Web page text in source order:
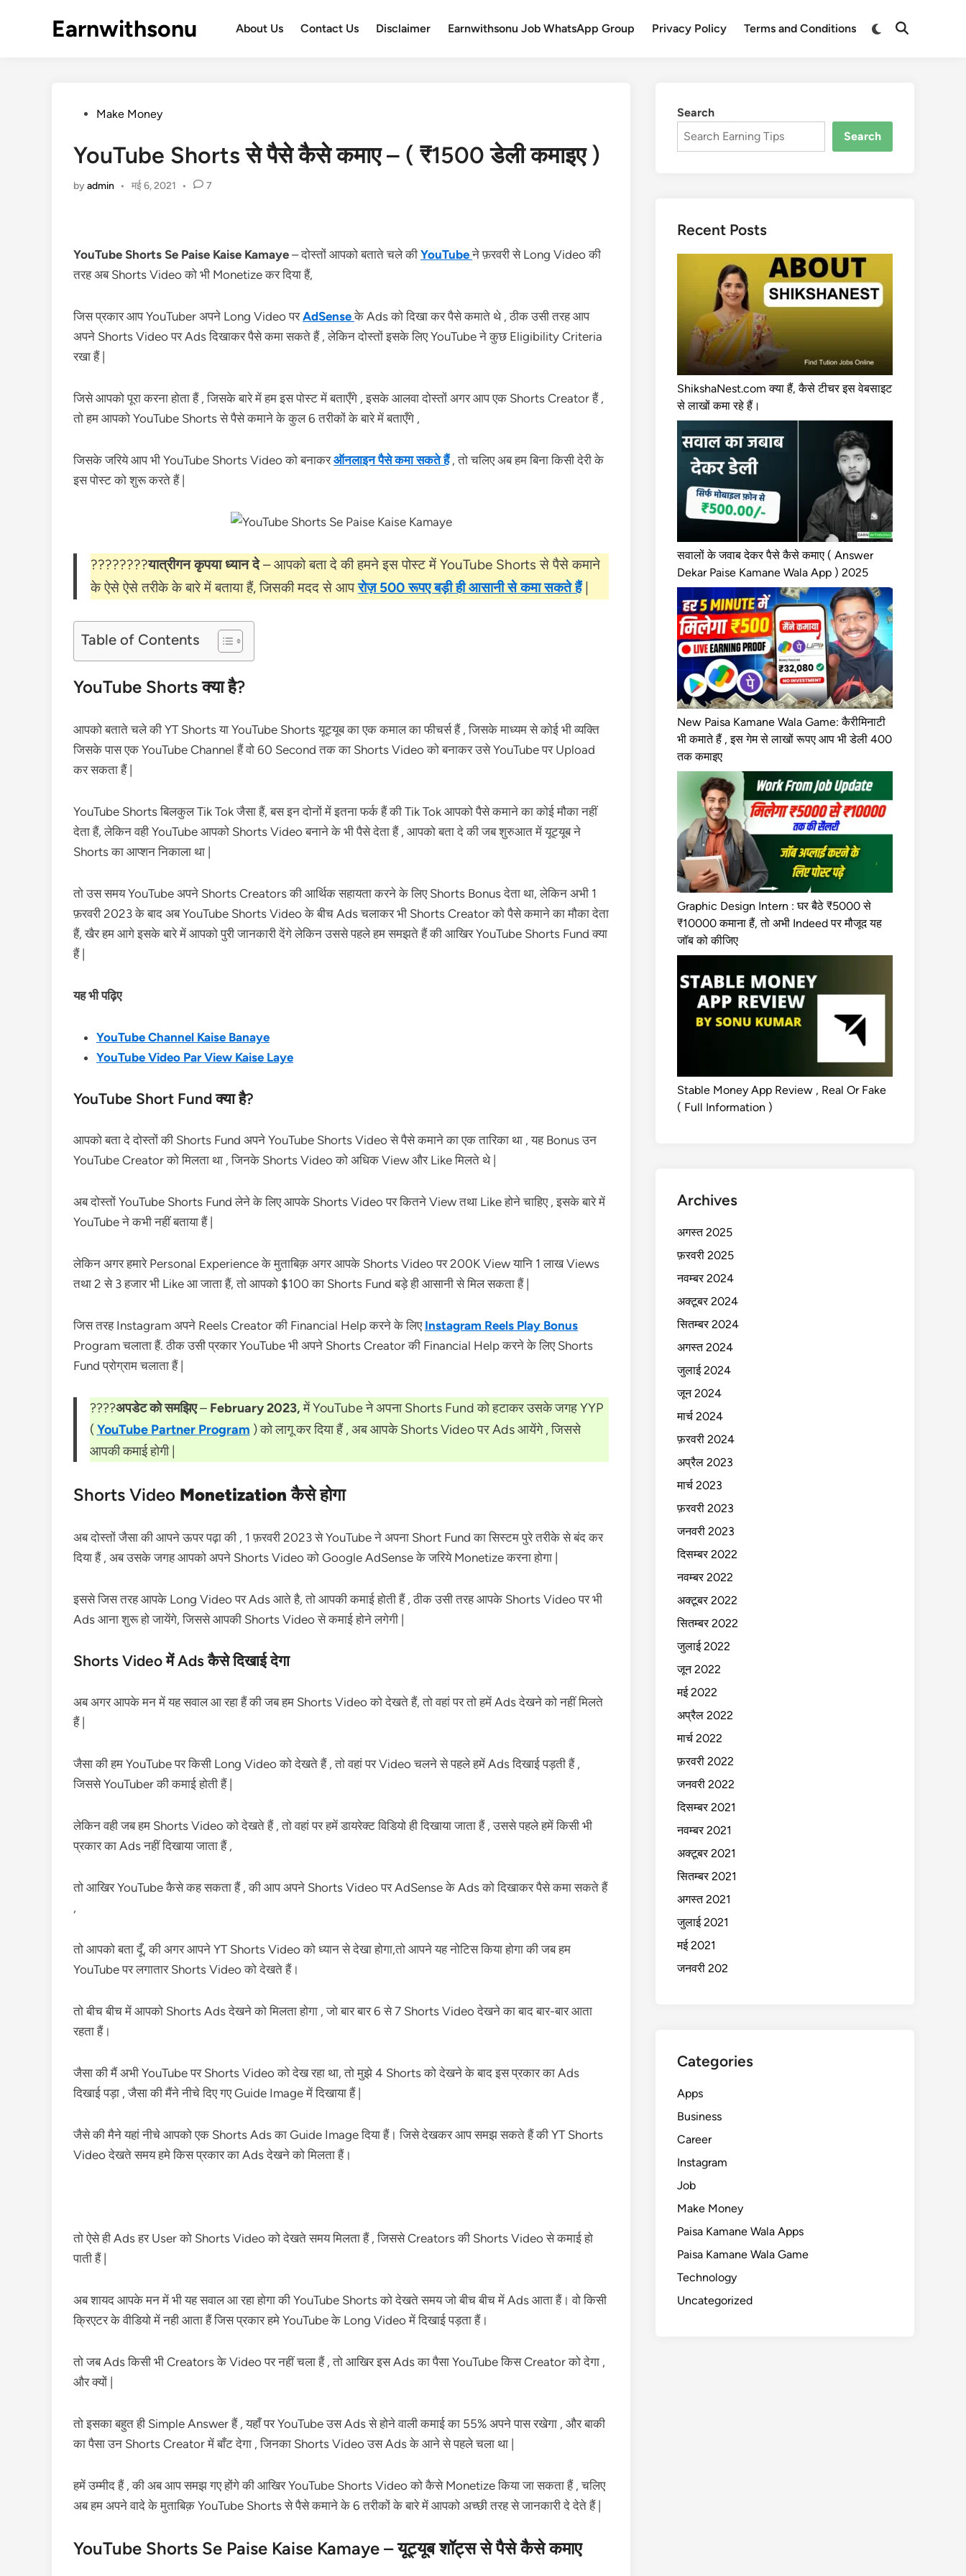
Earnwithsonu About Us Contact Us Disclaimer Earnwithsonu Job WhatsApp Group Privacy Policy Terms and Conditions
Switch
Open
PostedMake Money
YouTube Shorts से पैसे कैसे कमाए – ( ₹1500 डेली कमाइए )
byadmin • मई 6, 2021 • 7
YouTube Shorts Se Paise Kaise Kamaye – दोस्तों आपको बताते चले की YouTubeने फ़रवरी से Long Video की
तरह अब Shorts Video को भी Monetize कर दिया हैं,
जिस प्रकार आप YouTuber अपने Long Video परAdSenseके Ads को दिखा कर पैसे कमाते थे , ठीक उसी तरह आप
अपने Shorts Video पर Ads दिखाकर पैसे कमा सकते हैं , लेकिन दोस्तों इसके लिए YouTube ने कुछ Eligibility Criteria
रखा हैं |
जिसे आपको पूरा करना होता हैं , जिसके बारे में हम इस पोस्ट में बताएँगे , इसके आलवा दोस्तों अगर आप एक Shorts Creator हैं ,
तो हम आपको YouTube Shorts से पैसे कमाने के कुल 6 तरीकों के बारे में बताएँगे ,
जिसके जरिये आप भी YouTube Shorts Video को बनाकरऑनलाइन पैसे कमा सकते हैं, तो चलिए अब हम बिना किसी देरी के
इस पोस्ट को शुरू करते हैं |
????????यात्रीगन कृपया ध्यान दे– आपको बता दे की हमने इस पोस्ट में YouTube Shorts से पैसे कमाने
के ऐसे ऐसे तरीके के बारे में बताया हैं, जिसकी मदद से आपरोज़ 500 रूपए बड़ी ही आसानी से कमा सकते हैं|
Table of Contents
YouTube Shorts क्या है?
आपको बताते चले की YT Shorts या YouTube Shorts यूट्यूब का एक कमाल का फीचर्स हैं , जिसके माध्यम से कोई भी व्यक्ति
जिसके पास एक YouTube Channel हैं वो 60 Second तक का Shorts Video को बनाकर उसे YouTube पर Upload
कर सकता हैं |
YouTube Shorts बिलकुल Tik Tok जैसा हैं, बस इन दोनों में इतना फर्क हैं की Tik Tok आपको पैसे कमाने का कोई मौका नहीं
देता हैं, लेकिन वही YouTube आपको Shorts Video बनाने के भी पैसे देता हैं , आपको बता दे की जब शुरुआत में यूट्यूब ने
Shorts का आप्शन निकाला था |
तो उस समय YouTube अपने Shorts Creators की आर्थिक सहायता करने के लिए Shorts Bonus देता था, लेकिन अभी 1
फ़रवरी 2023 के बाद अब YouTube Shorts Video के बीच Ads चलाकर भी Shorts Creator को पैसे कमाने का मौका देता
हैं, खैर हम आगे इसके बारे में आपको पुरी जानकारी देंगे लेकिन उससे पहले हम समझते हैं की आखिर YouTube Shorts Fund क्या
हैं |
यह भी पढ़िए
YouTube Channel Kaise Banaye
YouTube Video Par View Kaise Laye
YouTube Short Fund क्या है?
आपको बता दे दोस्तों की Shorts Fund अपने YouTube Shorts Video से पैसे कमाने का एक तारिका था , यह Bonus उन
YouTube Creator को मिलता था , जिनके Shorts Video को अधिक View और Like मिलते थे |
अब दोस्तों YouTube Shorts Fund लेने के लिए आपके Shorts Video पर कितने View तथा Like होने चाहिए , इसके बारे में
YouTube ने कभी नहीं बताया हैं |
लेकिन अगर हमारे Personal Experience के मुताबिक़ अगर आपके Shorts Video पर 200K View यानि 1 लाख Views
तथा 2 से 3 हजार भी Like आ जाता हैं, तो आपको $100 का Shorts Fund बड़े ही आसानी से मिल सकता हैं |
जिस तरह Instagram अपने Reels Creator की Financial Help करने के लिए Instagram Reels Play Bonus
Program चलाता हैं. ठीक उसी प्रकार YouTube भी अपने Shorts Creator की Financial Help करने के लिए Shorts
Fund प्रोग्राम चलाता हैं |
????अपडेट को समझिए– February 2023,में YouTube ने अपना Shorts Fund को हटाकर उसके जगह YYP
( YouTube Partner Program ) को लागू कर दिया हैं , अब आपके Shorts Video पर Ads आयेंगे , जिससे
आपकी कमाई होगी |
Shorts Video Monetization कैसे होगा
अब दोस्तों जैसा की आपने ऊपर पढ़ा की , 1 फ़रवरी 2023 से YouTube ने अपना Short Fund का सिस्टम पुरे तरीके से बंद कर
दिया हैं , अब उसके जगह आपको अपने Shorts Video को Google AdSense के जरिये Monetize करना होगा |
इससे जिस तरह आपके Long Video पर Ads आते है, तो आपकी कमाई होती हैं , ठीक उसी तरह आपके Shorts Video पर भी
Ads आना शुरू हो जायेंगे, जिससे आपकी Shorts Video से कमाई होने लगेगी |
Shorts Video में Ads कैसे दिखाई देगा
अब अगर आपके मन में यह सवाल आ रहा हैं की जब हम Shorts Video को देखते हैं, तो वहां पर तो हमें Ads देखने को नहीं मिलते
हैं |
जैसा की हम YouTube पर किसी Long Video को देखते हैं , तो वहां पर Video चलने से पहले हमें Ads दिखाई पड़ती हैं ,
जिससे YouTuber की कमाई होती हैं |
लेकिन वही जब हम Shorts Video को देखते हैं , तो वहां पर हमें डायरेक्ट विडियो ही दिखाया जाता हैं , उससे पहले हमें किसी भी
प्रकार का Ads नहीं दिखाया जाता हैं ,
तो आखिर YouTube कैसे कह सकता हैं , की आप अपने Shorts Video पर AdSense के Ads को दिखाकर पैसे कमा सकते हैं
,
तो आपको बता दूँ, की अगर आपने YT Shorts Video को ध्यान से देखा होगा,तो आपने यह नोटिस किया होगा की जब हम
YouTube पर लगातार Shorts Video को देखते हैं।
तो बीच बीच में आपको Shorts Ads देखने को मिलता होगा , जो बार बार 6 से 7 Shorts Video देखने का बाद बार-बार आता
रहता हैं।
जैसा की मैं अभी YouTube पर Shorts Video को देख रहा था, तो मुझे 4 Shorts को देखने के बाद इस प्रकार का Ads
दिखाई पड़ा , जैसा की मैंने नीचे दिए गए Guide Image में दिखाया हैं |
जैसे की मैने यहां नीचे आपको एक Shorts Ads का Guide Image दिया हैं। जिसे देखकर आप समझ सकते हैं की YT Shorts
Video देखते समय हमे किस प्रकार का Ads देखने को मिलता हैं।
तो ऐसे ही Ads हर User को Shorts Video को देखते समय मिलता हैं , जिससे Creators की Shorts Video से कमाई हो
पाती हैं |
अब शायद आपके मन में भी यह सवाल आ रहा होगा की YouTube Shorts को देखते समय जो बीच बीच में Ads आता हैं। वो किसी
क्रिएटर के वीडियो में नही आता हैं जिस प्रकार हमे YouTube के Long Video में दिखाई पड़ता हैं।
तो जब Ads किसी भी Creators के Video पर नहीं चला हैं , तो आखिर इस Ads का पैसा YouTube किस Creator को देगा ,
और क्यों |
तो इसका बहुत ही Simple Answer हैं , यहाँ पर YouTube उस Ads से होने वाली कमाई का 55% अपने पास रखेगा , और बाकी
का पैसा उन Shorts Creator में बाँट देगा , जिनका Shorts Video उस Ads के आने से पहले चला था |
हमें उम्मीद हैं , की अब आप समझ गए होंगे की आखिर YouTube Shorts Video को कैसे Monetize किया जा सकता हैं , चलिए
अब हम अपने वादे के मुताबिक़ YouTube Shorts से पैसे कमाने के 6 तरीकों के बारे में आपको अच्छी तरह से जानकारी दे देते हैं |
YouTube Shorts Se Paise Kaise Kamaye – यूट्यूब शॉट्स से पैसे कैसे कमाए
Search
Search
Recent Posts
ShikshaNest.com क्या हैं, कैसे टीचर इस वेबसाइट
से लाखों कमा रहे हैं।
सवालों के जवाब देकर पैसे कैसे कमाए ( Answer
Dekar Paise Kamane Wala App ) 2025
New Paisa Kamane Wala Game: कैरीमिनाटी
भी कमाते हैं , इस गेम से लाखों रूपए आप भी डेली 400
तक कमाइए
Graphic Design Intern : घर बैठे ₹5000 से
₹10000 कमाना हैं, तो अभी Indeed पर मौजूद यह
जॉब को कीजिए
Stable Money App Review , Real Or Fake
( Full Information )
Archives
अगस्त 2025
फ़रवरी 2025
नवम्बर 2024
अक्टूबर 2024
सितम्बर 2024
अगस्त 2024
जुलाई 2024
जून 2024
मार्च 2024
फ़रवरी 2024
अप्रैल 2023
मार्च 2023
फ़रवरी 2023
जनवरी 2023
दिसम्बर 2022
नवम्बर 2022
अक्टूबर 2022
सितम्बर 2022
जुलाई 2022
जून 2022
मई 2022
अप्रैल 2022
मार्च 2022
फ़रवरी 2022
जनवरी 2022
दिसम्बर 2021
नवम्बर 2021
अक्टूबर 2021
सितम्बर 2021
अगस्त 2021
जुलाई 2021
मई 2021
जनवरी 202
Categories
Apps
Business
Career
Instagram
Job
Make Money
Paisa Kamane Wala Apps
Paisa Kamane Wala Game
Technology
Uncategorized